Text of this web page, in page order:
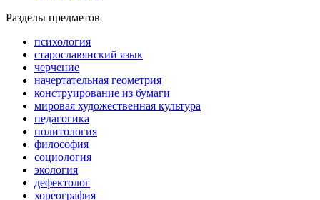
Разделы предметов
психология
старославянский язык
черчение
начертательная геометрия
конструирование из бумаги
мировая художественная культура
педагогика
политология
философия
социология
экология
дефектолог
хореография